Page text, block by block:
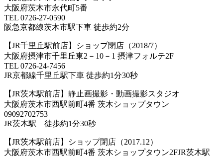
大阪府茨木市永代町5番
TEL 0726-27-0590
阪急京都線茨木市駅下車 徒歩約2分
【JR千里丘駅前店】ショップ閉店（2018/7）
大阪府摂津市千里丘東2－10－1 摂津フォルテ2F
TEL 0726-24-7456
JR京都線千里丘駅下車 徒歩約1分30秒
【JR茨木駅前店】静止画撮影・動画撮影スタジオ
大阪府茨木市西駅前町4番 茨木ショップタウン
09092702753
JR茨木駅 徒歩約1分30秒
【JR茨木駅前店】ショップ閉店（2017.12）
大阪府茨木市西駅前町4番 茨木ショップタウン2FJR茨木駅